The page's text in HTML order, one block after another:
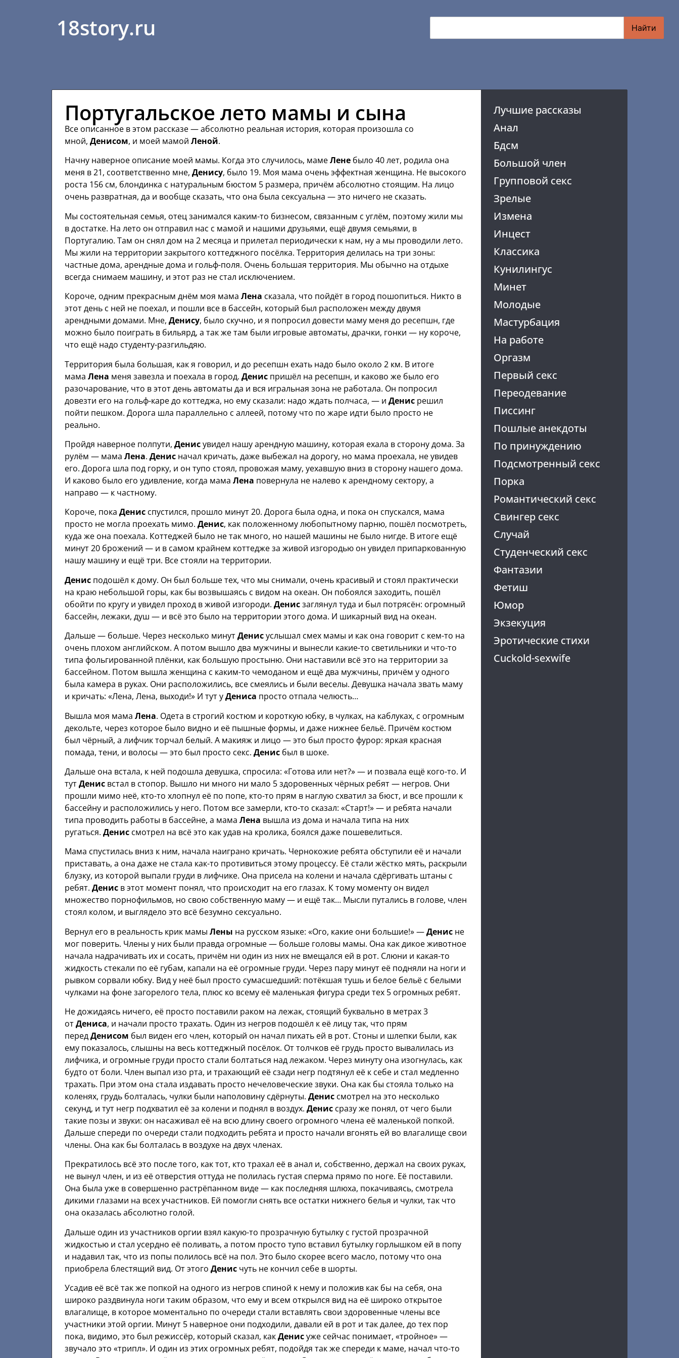
18story.ru Найти
Лучшие рассказы
Анал
Бдсм
Большой член
Групповой секс
Зрелые
Измена
Инцест
Классика
Кунилингус
Минет
Молодые
Мастурбация
На работе
Оргазм
Первый секс
Переодевание
Писсинг
Пошлые анекдоты
По принуждению
Подсмотренный секс
Порка
Романтический секс
Свингер секс
Случай
Студенческий секс
Фантазии
Фетиш
Юмор
Экзекуция
Эротические стихи
Cuckold-sexwife
Португальское лето мамы и сына
Все описанное в этом рассказе — абсолютно реальная история, которая произошла со
мной, Денисом, и моей мамой Леной.
Начну наверное описание моей мамы. Когда это случилось, мамеЛене было 40 лет, родила она
меня в 21, соответственно мне, Денису, было 19. Моя мама очень эффектная женщина. Не высокого
роста 156 см, блондинка с натуральным бюстом 5 размера, причём абсолютно стоящим. На лицо
очень развратная, да и вообще сказать, что она была сексуальна — это ничего не сказать.
Мы состоятельная семья, отец занимался каким-то бизнесом, связанным с углём, поэтому жили мы
в достатке. На лето он отправил нас с мамой и нашими друзьями, ещё двумя семьями, в
Португалию. Там он снял дом на 2 месяца и прилетал периодически к нам, ну а мы проводили лето.
Мы жили на территории закрытого коттеджного посёлка. Территория делилась на три зоны:
частные дома, арендные дома и гольф-поля. Очень большая территория. Мы обычно на отдыхе
всегда снимаем машину, и этот раз не стал исключением.
Короче, одним прекрасным днём моя мама Лена сказала, что пойдёт в город пошопиться. Никто в
этот день с ней не поехал, и пошли все в бассейн, который был расположен между двумя
арендными домами. Мне, Денису, было скучно, и я попросил довести маму меня до ресепшн, где
можно было поиграть в бильярд, а так же там были игровые автоматы, драчки, гонки — ну короче,
что ещё надо студенту-разгильдяю.
Территория была большая, как я говорил, и до ресепшн ехать надо было около 2 км. В итоге
мама Лена меня завезла и поехала в город. Денис пришёл на ресепшн, и каково же было его
разочарование, что в этот день автоматы да и вся игральная зона не работала. Он попросил
довезти его на гольф-каре до коттеджа, но ему сказали: надо ждать полчаса, — и Денис решил
пойти пешком. Дорога шла параллельно с аллеей, потому что по жаре идти было просто не
реально.
Пройдя наверное полпути, Денисувидел нашу арендную машину, которая ехала в сторону дома. За
рулём — мама Лена. Денис начал кричать, даже выбежал на дорогу, но мама проехала, не увидев
его. Дорога шла под горку, и он тупо стоял, провожая маму, уехавшую вниз в сторону нашего дома.
И каково было его удивление, когда мама Лена повернула не налево к арендному сектору, а
направо — к частному.
Короче, пока Денис спустился, прошло минут 20. Дорога была одна, и пока он спускался, мама
просто не могла проехать мимо. Денис, как положенному любопытному парню, пошёл посмотреть,
куда же она поехала. Коттеджей было не так много, но нашей машины не было нигде. В итоге ещё
минут 20 брожений — и в самом крайнем коттедже за живой изгородью он увидел припаркованную
нашу машину и ещё три. Все стояли на территории.
Денис подошёл к дому. Он был больше тех, что мы снимали, очень красивый и стоял практически
на краю небольшой горы, как бы возвышаясь с видом на океан. Он побоялся заходить, пошёл
обойти по кругу и увидел проход в живой изгороди. Денисзаглянул туда и был потрясён: огромный
бассейн, лежаки, душ — и всё это было на территории этого дома. И шикарный вид на океан.
Дальше — больше. Через несколько минутДенисуслышал смех мамы и как она говорит с кем-то на
очень плохом английском. А потом вышло два мужчины и вынесли какие-то светильники и что-то
типа фольгированной плёнки, как большую простыню. Они наставили всё это на территории за
бассейном. Потом вышла женщина с каким-то чемоданом и ещё два мужчины, причём у одного
была камера в руках. Они расположились, все смеялись и были веселы. Девушка начала звать маму
и кричать: «Лена, Лена, выходи!» И тут уДениса просто отпала челюсть…
Вышла моя мама Лена. Одета в строгий костюм и короткую юбку, в чулках, на каблуках, с огромным
декольте, через которое было видно и её пышные формы, и даже нижнее бельё. Причём костюм
был чёрный, а лифчик торчал белый. А макияж и лицо — это был просто фурор: яркая красная
помада, тени, и волосы — это был просто секс. Денис был в шоке.
Дальше она встала, к ней подошла девушка, спросила: «Готова или нет?» — и позвала ещё кого-то. И
тутДенис встал в стопор. Вышло ни много ни мало 5 здоровенных чёрных ребят — негров. Они
прошли мимо неё, кто-то хлопнул её по попе, кто-то прям в наглую схватил за бюст, и все прошли к
бассейну и расположились у него. Потом все замерли, кто-то сказал: «Старт!» — и ребята начали
типа проводить работы в бассейне, а мама Лена вышла из дома и начала типа на них
ругаться. Денис смотрел на всё это как удав на кролика, боялся даже пошевелиться.
Мама спустилась вниз к ним, начала наиграно кричать. Чернокожие ребята обступили её и начали
приставать, а она даже не стала как-то противиться этому процессу. Её стали жёстко мять, раскрыли
блузку, из которой выпали груди в лифчике. Она присела на колени и начала сдёргивать штаны с
ребят. Денис в этот момент понял, что происходит на его глазах. К тому моменту он видел
множество порнофильмов, но свою собственную маму — и ещё так… Мысли путались в голове, член
стоял колом, и выглядело это всё безумно сексуально.
Вернул его в реальность крик мамы Лены на русском языке: «Ого, какие они большие!» —Денис не
мог поверить. Члены у них были правда огромные — больше головы мамы. Она как дикое животное
начала надрачивать их и сосать, причём ни один из них не вмещался ей в рот. Слюни и какая-то
жидкость стекали по её губам, капали на её огромные груди. Через пару минут её подняли на ноги и
рывком сорвали юбку. Вид у неё был просто сумасшедший: потёкшая тушь и белое бельё с белыми
чулками на фоне загорелого тела, плюс ко всему её маленькая фигура среди тех 5 огромных ребят.
Не дожидаясь ничего, её просто поставили раком на лежак, стоящий буквально в метрах 3
отДениса, и начали просто трахать. Один из негров подошёл к её лицу так, что прям
передДенисом был виден его член, который он начал пихать ей в рот. Стоны и шлепки были, как
ему показалось, слышны на весь коттеджный посёлок. От толчков её грудь просто вывалилась из
лифчика, и огромные груди просто стали болтаться над лежаком. Через минуту она изогнулась, как
будто от боли. Член выпал изо рта, и трахающий её сзади негр подтянул её к себе и стал медленно
трахать. При этом она стала издавать просто нечеловеческие звуки. Она как бы стояла только на
коленях, грудь болталась, чулки были наполовину сдёрнуты. Денис смотрел на это несколько
секунд, и тут негр подхватил её за колени и поднял в воздух. Денис сразу же понял, от чего были
такие позы и звуки: он насаживал её на всю длину своего огромного члена её маленькой попкой.
Дальше спереди по очереди стали подходить ребята и просто начали вгонять ей во влагалище свои
члены. Она как бы болталась в воздухе на двух членах.
Прекратилось всё это после того, как тот, кто трахал её в анал и, собственно, держал на своих руках,
не вынул член, и из её отверстия оттуда не полилась густая сперма прямо по ноге. Её поставили.
Она была уже в совершенно растрёпанном виде — как последняя шлюха, покачиваясь, смотрела
дикими глазами на всех участников. Ей помогли снять все остатки нижнего белья и чулки, так что
она оказалась абсолютно голой.
Дальше один из участников оргии взял какую-то прозрачную бутылку с густой прозрачной
жидкостью и стал усердно её поливать, а потом просто тупо вставил бутылку горлышком ей в попу
и надавил так, что из попы полилось всё на пол. Это было скорее всего масло, потому что она
приобрела блестящий вид. От этого Денис чуть не кончил себе в шорты.
Усадив её всё так же попкой на одного из негров спиной к нему и положив как бы на себя, она
широко раздвинула ноги таким образом, что ему и всем открылся вид на её широко открытое
влагалище, в которое моментально по очереди стали вставлять свои здоровенные члены все
участники этой оргии. Минут 5 наверное они подходили, давали ей в рот и так далее, до тех пор
пока, видимо, это был режиссёр, который сказал, какДенисуже сейчас понимает, «тройное» —
звучало это «трипл». И один из этих огромных ребят, подойдя так же спереди к маме, начал что-то